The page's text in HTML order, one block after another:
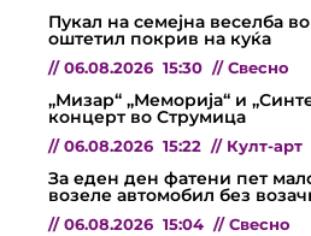
Пукал на семејна веселба
оштетил покрив на куќа
// 06.08.2026 15:30 // Свесно
„Мизар“ „Меморија“ и
концерт во Струмица
// 06.08.2026 15:22 // Култ-арт
За еден ден фатени пет
возеле автомобил без
// 06.08.2026 15:04 // Свесно